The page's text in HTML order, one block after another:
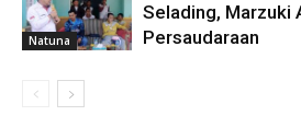
Natuna
Selading, Marzuki
Persaudaraan